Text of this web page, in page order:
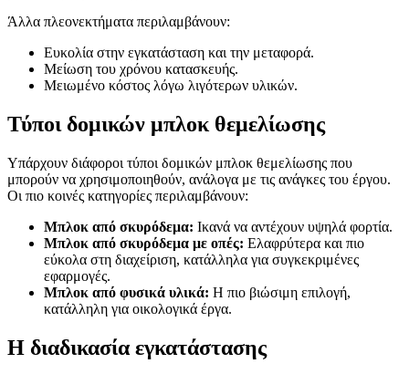
Άλλα πλεονεκτήματα περιλαμβάνουν:
Ευκολία στην εγκατάσταση και την μεταφορά.
Μείωση του χρόνου κατασκευής.
Μειωμένο κόστος λόγω λιγότερων υλικών.
Τύποι δομικών μπλοκ θεμελίωσης
Υπάρχουν διάφοροι τύποι δομικών μπλοκ θεμελίωσης που
μπορούν να χρησιμοποιηθούν, ανάλογα με τις ανάγκες του έργου.
Οι πιο κοινές κατηγορίες περιλαμβάνουν:
Μπλοκ από σκυρόδεμα: Ικανά να αντέχουν υψηλά φορτία.
Μπλοκ από σκυρόδεμα με οπές: Ελαφρύτερα και πιο
εύκολα στη διαχείριση, κατάλληλα για συγκεκριμένες
εφαρμογές.
Μπλοκ από φυσικά υλικά: Η πιο βιώσιμη επιλογή,
κατάλληλη για οικολογικά έργα.
Η διαδικασία εγκατάστασης